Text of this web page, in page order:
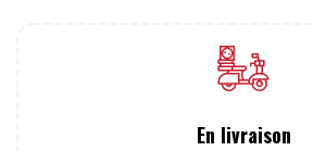
En livraison